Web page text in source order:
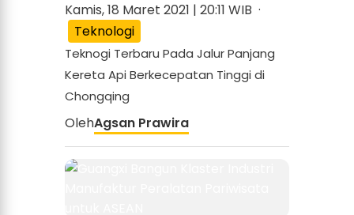
Kamis, 18 Maret 2021 | 20:11 WIB ·
Teknologi
Teknogi Terbaru Pada Jalur Panjang
Kereta Api Berkecepatan Tinggi di
Chongqing
OlehAgsan Prawira